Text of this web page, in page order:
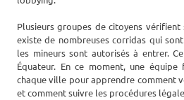
Plusieurs groupes de citoyens
existe de nombreuses corridas qui
les mineurs sont autorisés à entrer.
Équateur. En ce moment, une
chaque ville pour apprendre comment
et comment suivre les procédures